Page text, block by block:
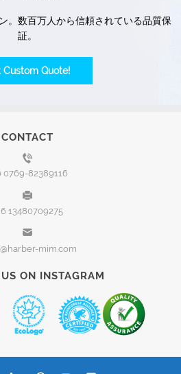
。数百万人から信頼されている品質保
証。
Custom Quote!
CONTACT
0769-82389116
13480709275
mim.com
ON INSTAGRAM